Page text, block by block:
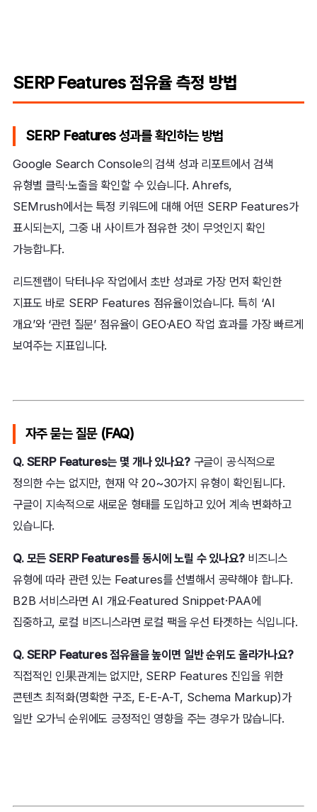
SERP Features 점유율 측정 방법
SERP Features 성과를 확인하는 방법
Google Search Console의 검색 성과 리포트에서 검색
유형별 클릭·노출을 확인할 수 있습니다. Ahrefs,
SEMrush에서는 특정 키워드에 대해 어떤 SERP Features가
표시되는지, 그중 내 사이트가 점유한 것이 무엇인지 확인
가능합니다.
리드젠랩이 닥터나우 작업에서 초반 성과로 가장 먼저 확인한
지표도 바로 SERP Features 점유율이었습니다. 특히 ‘AI
개요’와 ‘관련 질문’ 점유율이 GEO·AEO 작업 효과를 가장 빠르게
보여주는 지표입니다.
자주 묻는 질문 (FAQ)
Q. SERP Features는 몇 개나 있나요?구글이 공식적으로
정의한 수는 없지만, 현재 약 20~30가지 유형이 확인됩니다.
구글이 지속적으로 새로운 형태를 도입하고 있어 계속 변화하고
있습니다.
Q. 모든 SERP Features를 동시에 노릴 수 있나요?비즈니스
유형에 따라 관련 있는 Features를 선별해서 공략해야 합니다.
B2B 서비스라면 AI 개요·Featured Snippet·PAA에
집중하고, 로컬 비즈니스라면 로컬 팩을 우선 타겟하는 식입니다.
Q. SERP Features 점유율을 높이면 일반 순위도 올라가나요?
직접적인 인果관계는 없지만, SERP Features 진입을 위한
콘텐츠 최적화(명확한 구조, E-E-A-T, Schema Markup)가
일반 오가닉 순위에도 긍정적인 영향을 주는 경우가 많습니다.